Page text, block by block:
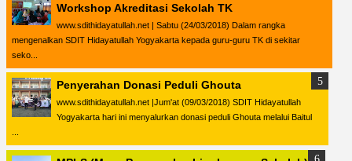
Workshop Akreditasi Sekolah TK
www.sdithidayatullah.net | Sabtu (24/03/2018) Dalam rangka
mengenalkan SDIT Hidayatullah Yogyakarta kepada guru-guru TK di sekitar
seko...
Penyerahan Donasi Peduli Ghouta
www.sdithidayatullah.net |Jum'at (09/03/2018) SDIT Hidayatullah
Yogyakarta hari ini menyalurkan donasi peduli Ghouta melalui Baitul